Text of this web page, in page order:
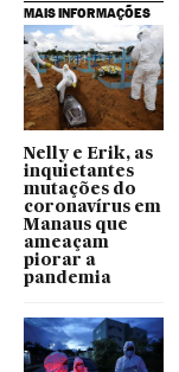
MAIS INFORMAÇÕES
Nelly e Erik, as
inquietantes
mutações do
coronavírus em
Manaus que
ameaçam
piorar a
pandemia